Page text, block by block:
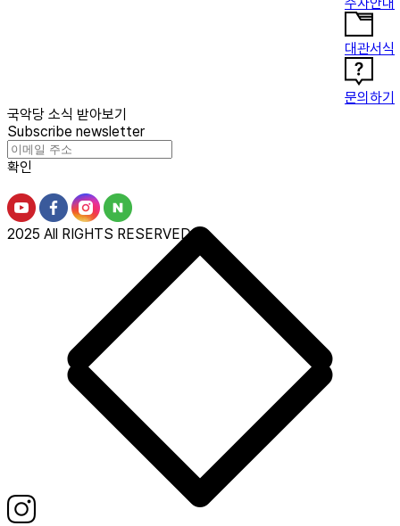
대관서식
문의하기
국악당 소식 받아보기
Subscribe newsletter
확인
2025 All RIGHTS RESERVED.